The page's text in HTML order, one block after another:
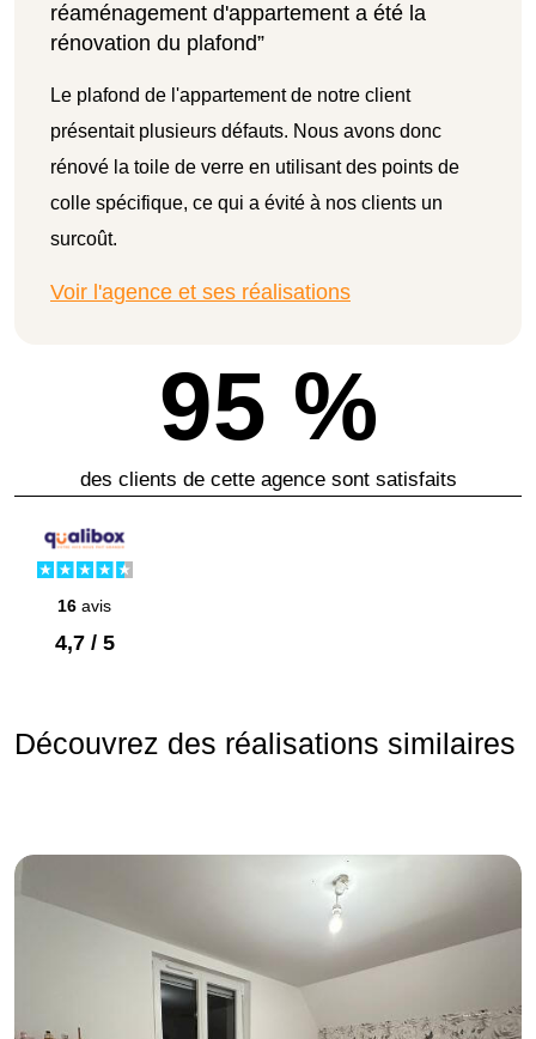
réaménagement d'appartement a été la
rénovation du plafond”
Le plafond de l'appartement de notre client
présentait plusieurs défauts. Nous avons donc
rénové la toile de verre en utilisant des points de
colle spécifique, ce qui a évité à nos clients un
surcoût.
Voir l'agence et ses réalisations
95 %
des clients de cette agence sont satisfaits
16 avis
4,7 / 5
Découvrez des réalisations similaires